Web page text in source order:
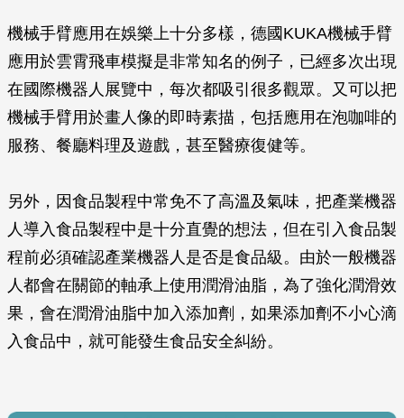
機械手臂應用在娛樂上十分多樣，德國KUKA機械手臂
應用於雲霄飛車模擬是非常知名的例子，已經多次出現
在國際機器人展覽中，每次都吸引很多觀眾。又可以把
機械手臂用於畫人像的即時素描，包括應用在泡咖啡的
服務、餐廳料理及遊戲，甚至醫療復健等。
另外，因食品製程中常免不了高溫及氣味，把產業機器
人導入食品製程中是十分直覺的想法，但在引入食品製
程前必須確認產業機器人是否是食品級。由於一般機器
人都會在關節的軸承上使用潤滑油脂，為了強化潤滑效
果，會在潤滑油脂中加入添加劑，如果添加劑不小心滴
入食品中，就可能發生食品安全糾紛。